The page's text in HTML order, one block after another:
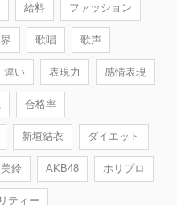
給料 ファッション
歌唱 歌声
違い 表現力 感情表現
合格率
新垣結衣 ダイエット
鈴 AKB48 ホリプロ
ティー